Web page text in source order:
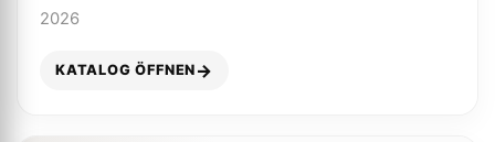
2026
KATALOG ÖFFNEN